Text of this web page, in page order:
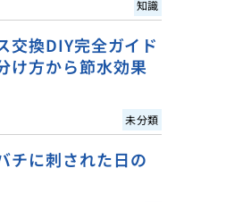
知識
交換DIY完全ガイド
け方から節水効果
未分類
チに刺された日の